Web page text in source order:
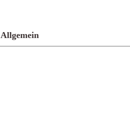
Allgemein